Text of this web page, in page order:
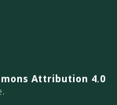
Attribution 4.0